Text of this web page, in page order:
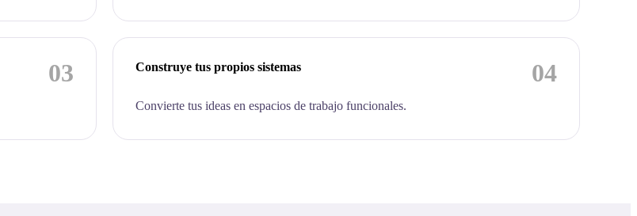
03 04
Construye tus propios sistemas
Convierte tus ideas en espacios de trabajo funcionales.